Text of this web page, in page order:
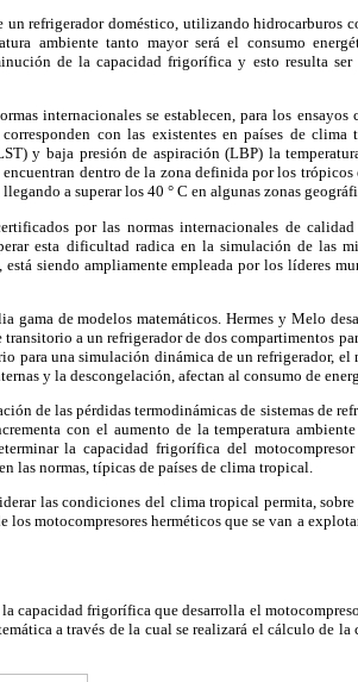
un refrigerador doméstico, utilizando hidrocarburos
ambiente tanto mayor será el consumo
de la capacidad frigorífica y esto resulta ser
internacionales se establecen, para los
con las existentes en países de clima
y baja presión de aspiración (LBP) la
dentro de la zona definida por los trópicos
a superar los 40 ° C en algunas zonas
por las normas internacionales de
esta dificultad radica en la simulación de las
siendo ampliamente empleada por los líderes
gama de modelos matemáticos. Hermes y Melo
a un refrigerador de dos compartimentos
para una simulación dinámica de un refrigerador, el
y la descongelación, afectan al consumo de
de las pérdidas termodinámicas de sistemas de
con el aumento de la temperatura
la capacidad frigorífica del
las normas, típicas de países de clima tropical.
las condiciones del clima tropical permita,
motocompresores herméticos que se van a
capacidad frigorífica que desarrolla el
a través de la cual se realizará el cálculo de la